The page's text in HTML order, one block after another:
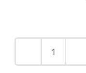
Trapunta